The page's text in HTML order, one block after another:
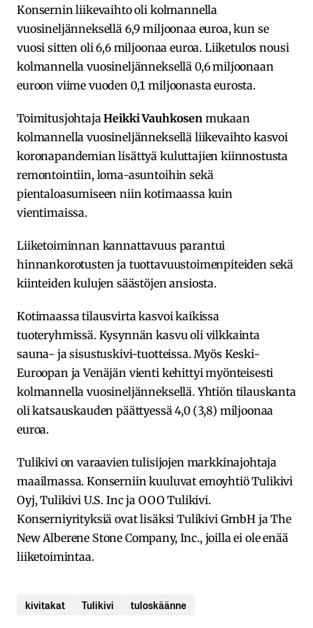
Konsernin liikevaihto oli kolmannella
vuosineljänneksellä 6,9 miljoonaa euroa, kun se
vuosi sitten oli 6,6 miljoonaa euroa. Liiketulos nousi
kolmannella vuosineljänneksellä 0,6 miljoonaan
euroon viime vuoden 0,1 miljoonasta eurosta.
ToimitusjohtajaHeikki Vauhkosen mukaan
kolmannella vuosineljänneksellä liikevaihto kasvoi
koronapandemian lisättyä kuluttajien kiinnostusta
remontointiin, loma-asuntoihin sekä
pientaloasumiseen niin kotimaassa kuin
vientimaissa.
Liiketoiminnan kannattavuus parantui
hinnankorotusten ja tuottavuustoimenpiteiden sekä
kiinteiden kulujen säästöjen ansiosta.
Kotimaassa tilausvirta kasvoi kaikissa
tuoteryhmissä. Kysynnän kasvu oli vilkkainta
sauna- ja sisustuskivi-tuotteissa. Myös Keski-
Euroopan ja Venäjän vienti kehittyi myönteisesti
kolmannella vuosineljänneksellä. Yhtiön tilauskanta
oli katsauskauden päättyessä 4,0 (3,8) miljoonaa
euroa.
Tulikivi on varaavien tulisijojen markkinajohtaja
maailmassa. Konserniin kuuluvat emoyhtiö Tulikivi
Oyj, Tulikivi U.S. Inc ja OOO Tulikivi.
Konserniyrityksiä ovat lisäksi Tulikivi GmbH ja The
New Alberene Stone Company, Inc., joilla ei ole enää
liiketoimintaa.
kivitakat Tulikivi tuloskäänne